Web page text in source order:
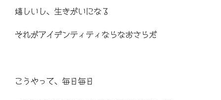
嬉しいし、生きがいになる
それがアイデンティティならなおさらだ
こうやって、毎日毎日